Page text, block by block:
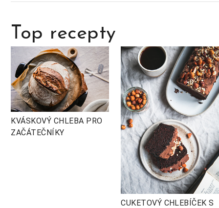
Top recepty
KVÁSKOVÝ CHLEBA PRO
ZAČÁTEČNÍKY
CUKETOVÝ CHLEBÍČEK S